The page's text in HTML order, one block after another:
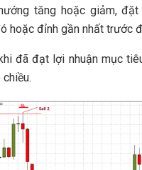
tăng hoặc giảm,
hoặc đỉnh gần nhất trước
đã đạt lợi nhuận mục